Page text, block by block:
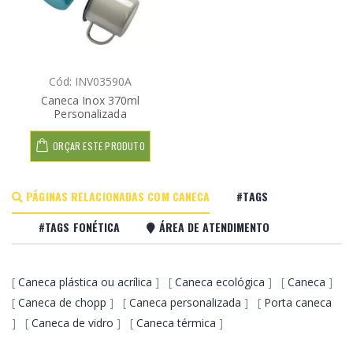
Cód: INV03590A
Caneca Inox 370ml
Personalizada
ORÇAR ESTE PRODUTO
PÁGINAS RELACIONADAS COM CANECA
#TAGS
#TAGS FONÉTICA
ÁREA DE ATENDIMENTO
[ Caneca plástica ou acrílica ] [ Caneca ecológica ] [ Caneca ]
[ Caneca de chopp ] [ Caneca personalizada ] [ Porta caneca
] [ Caneca de vidro ] [ Caneca térmica ]